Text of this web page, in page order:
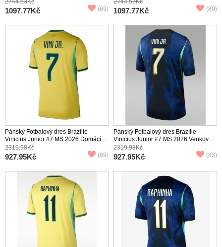
1097.77Kč (69) 1097.77Kč (80)
Pánský Fotbalový dres Brazílie
Vinicius Junior #7 MS 2026 Domácí
Krátký Rukáv
2319.98Kč
927.95Kč (89)
Pánský Fotbalový dres Brazílie
Vinicius Junior #7 MS 2026 Venkovní
Krátký Rukáv
2319.98Kč
927.95Kč (83)